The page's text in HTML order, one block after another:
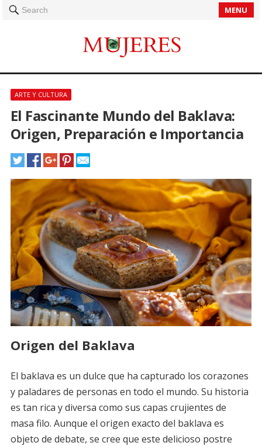
Search MENU
ARTE Y CULTURA
El Fascinante Mundo del Baklava:
Origen, Preparación e Importancia
Origen del Baklava
El baklava es un dulce que ha capturado los corazones
y paladares de personas en todo el mundo. Su historia
es tan rica y diversa como sus capas crujientes de
masa filo. Aunque el origen exacto del baklava es
objeto de debate, se cree que este delicioso postre